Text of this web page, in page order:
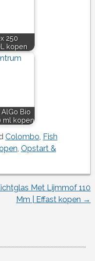
250
kopen
Bio
ml kopen
Colombo, Fish
, Opstart &
Met Lijmmof 110
Mm | Effast kopen →